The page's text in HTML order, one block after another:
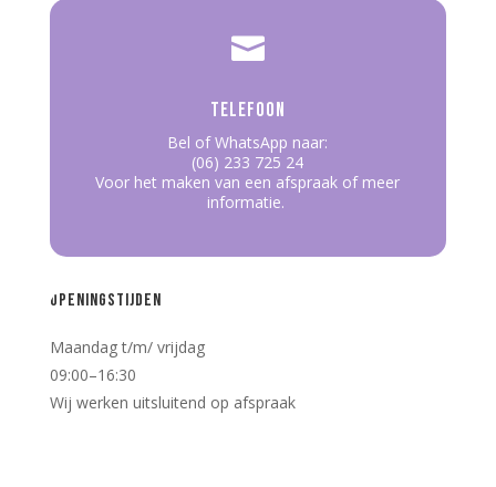

Telefoon
Bel of WhatsApp naar:
(06) 233 725 24
Voor het maken van een afspraak of meer
informatie.
Openingstijden
Maandag t/m/ vrijdag
09:00–16:30
Wij werken uitsluitend op afspraak